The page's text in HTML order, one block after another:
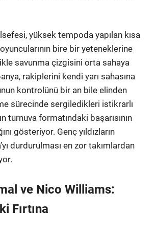
yüksek tempoda yapılan kısa
bire bir yeteneklerine
savunma çizgisini orta sahaya
rakiplerini kendi yarı sahasına
kontrolünü bir an bile elinden
sürecinde sergiledikleri istikrarlı
turnuva formatındaki başarısının
gösteriyor. Genç yıldızların
durdurulması en zor takımlardan
ve Nico Williams:
Fırtına